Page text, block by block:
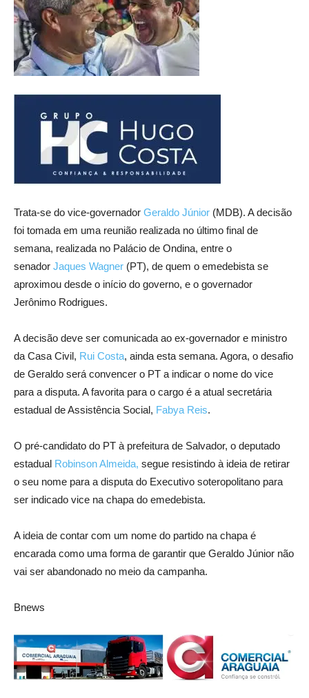
Trata-se do vice-governador Geraldo Júnior (MDB). A decisão
foi tomada em uma reunião realizada no último final de
semana, realizada no Palácio de Ondina, entre o
senador Jaques Wagner (PT), de quem o emedebista se
aproximou desde o início do governo, e o governador
Jerônimo Rodrigues.
A decisão deve ser comunicada ao ex-governador e ministro
da Casa Civil, Rui Costa, ainda esta semana. Agora, o desafio
de Geraldo será convencer o PT a indicar o nome do vice
para a disputa. A favorita para o cargo é a atual secretária
estadual de Assistência Social, Fabya Reis.
O pré-candidato do PT à prefeitura de Salvador, o deputado
estadual Robinson Almeida, segue resistindo à ideia de retirar
o seu nome para a disputa do Executivo soteropolitano para
ser indicado vice na chapa do emedebista.
A ideia de contar com um nome do partido na chapa é
encarada como uma forma de garantir que Geraldo Júnior não
vai ser abandonado no meio da campanha.
Bnews